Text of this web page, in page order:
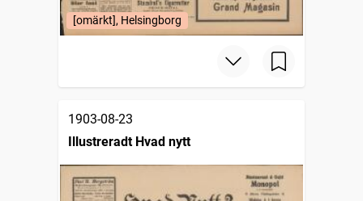
[omärkt], Helsingborg
1903-08-23
Illustreradt Hvad nytt